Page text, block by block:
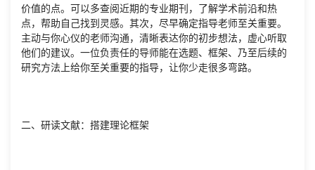
价值的点。可以多查阅近期的专业期刊，了解学术前沿和热
点，帮助自己找到灵感。其次，尽早确定指导老师至关重要。
主动与你心仪的老师沟通，清晰表达你的初步想法，虚心听取
他们的建议。一位负责任的导师能在选题、框架、乃至后续的
研究方法上给你至关重要的指导，让你少走很多弯路。
二、研读文献：搭建理论框架